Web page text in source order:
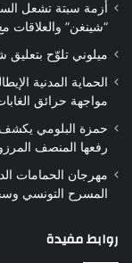
أزمة سبتة تشعل
“شينغن” والعلاقات
ميلوني تلوّح
الحماية المدنية
مواجهة حرائق
حمزة البلومي
رفعها المنصف المرزوقي
المسرح التونسي
روابط مفيدة